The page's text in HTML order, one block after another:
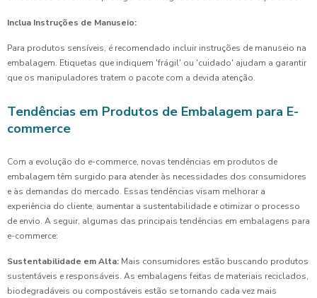
Inclua Instruções de Manuseio:
Para produtos sensíveis, é recomendado incluir instruções de manuseio na
embalagem. Etiquetas que indiquem 'frágil' ou 'cuidado' ajudam a garantir
que os manipuladores tratem o pacote com a devida atenção.
Tendências em Produtos de Embalagem para E-
commerce
Com a evolução do e-commerce, novas tendências em produtos de
embalagem têm surgido para atender às necessidades dos consumidores
e às demandas do mercado. Essas tendências visam melhorar a
experiência do cliente, aumentar a sustentabilidade e otimizar o processo
de envio. A seguir, algumas das principais tendências em embalagens para
e-commerce:
Sustentabilidade em Alta: Mais consumidores estão buscando produtos
sustentáveis e responsáveis. As embalagens feitas de materiais reciclados,
biodegradáveis ou compostáveis estão se tornando cada vez mais